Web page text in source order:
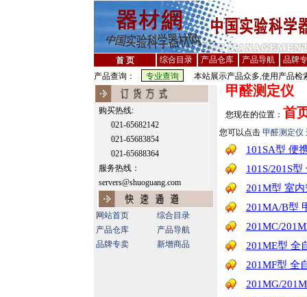
首 页 综合目录 产品仓库 产品导航
品牌
产品查询：
本站展示产品众多,使用产品检
购买热线:
021-65682142
021-65683854
021-65688364
服务热线：
servers@shuoguang.com
网站首页
综合目录
产品仓库
产品导航
品牌专卖
新增商品
甲醛测定仪
您现在的位置： 首
您可以点击 甲醛测定仪
101SA型 便
101S/201S
201M型 室
201MA/B型
201MC/
201ME型 全
201MF型 全
201MG/